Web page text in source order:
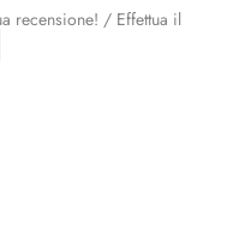
recensione! / Effettua il